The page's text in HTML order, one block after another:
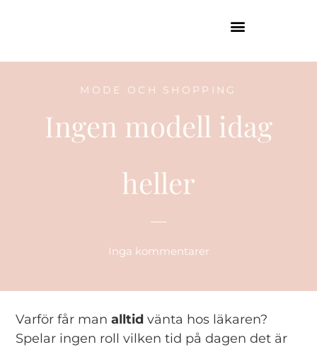
MODE OCH SHOPPING
Ingen modell idag
heller
Inga kommentarer
Varför får manalltid vänta hos läkaren?
Spelar ingen roll vilken tid på dagen det är